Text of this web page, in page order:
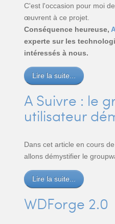
C'est l'occasion pour moi
œuvrent à ce projet.
Conséquence heureuse,
experte sur les
intéressés à nous.
Lire la suite...
A Suivre : le
utilisateur
Dans cet article en cours
allons démystifier le
Lire la suite...
WDForge 2.0